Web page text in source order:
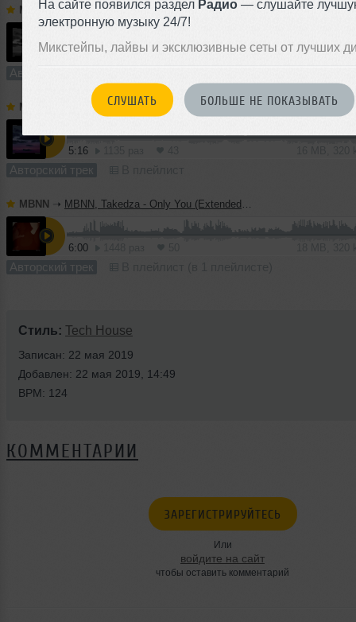
На сайте появился раздел Радио — слушайте
электронную музыку 24/7!
Микстейпы, лайвы и эксклюзивные сеты от лучших
СЛУШАТЬ БОЛЬШЕ НЕ ПОКАЗЫВАТЬ
MBNN ➝Neon Skies (Afro House Mix) (Extended Mix)
6:12 2962 раза 80 14 MB, 320
Авторский трек
MBNN Neon Skies (Extended Mix)
5:16
Авторский трек
MBNN ➝ MBNN, Takedza - Only You (Extended Mix)
6:00
Авторский трек
Стиль: Tech House
Записан: 22 мая 2019
Добавлен: 22 мая 2019, 14:49
BPM: 124
КОММЕНТАРИИ
ЗАРЕГИСТРИРУЙТЕСЬ
Или
войдите на сайт
чтобы оставить комментарий